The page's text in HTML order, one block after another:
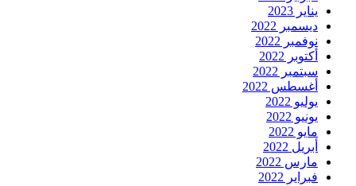
يناير 2023
ديسمبر 2022
نوفمبر 2022
أكتوبر 2022
سبتمبر 2022
أغسطس 2022
يوليو 2022
يونيو 2022
مايو 2022
أبريل 2022
مارس 2022
فبراير 2022